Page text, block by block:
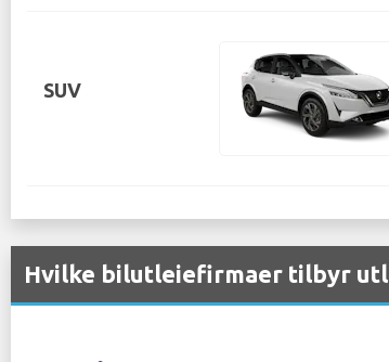
SUV
Hvilke bilutleiefirmaer tilbyr